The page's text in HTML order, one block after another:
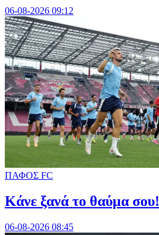
06-08-2026 09:12
ΠΑΦΟΣ FC
Κάνε ξανά το θαύμα σου!
06-08-2026 08:45